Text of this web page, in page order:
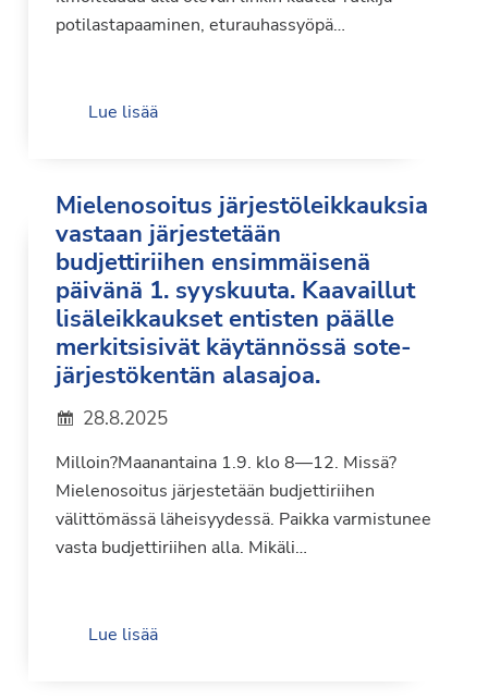
potilastapaaminen, eturauhassyöpä…
Lue lisää
Mielenosoitus järjestöleikkauksia
vastaan järjestetään
budjettiriihen ensimmäisenä
päivänä 1. syyskuuta. Kaavaillut
lisäleikkaukset entisten päälle
merkitsisivät käytännössä sote-
järjestökentän alasajoa.
28.8.2025
Milloin?Maanantaina 1.9. klo 8—12. Missä?
Mielenosoitus järjestetään budjettiriihen
välittömässä läheisyydessä. Paikka varmistunee
vasta budjettiriihen alla. Mikäli…
Lue lisää